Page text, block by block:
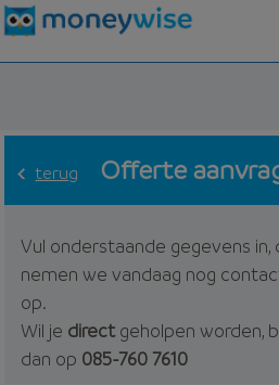
terug Offerte
Vul onderstaande gegevens in,
nemen we vandaag nog
op.
Wil je directgeholpen worden,
dan op 085-760 7610